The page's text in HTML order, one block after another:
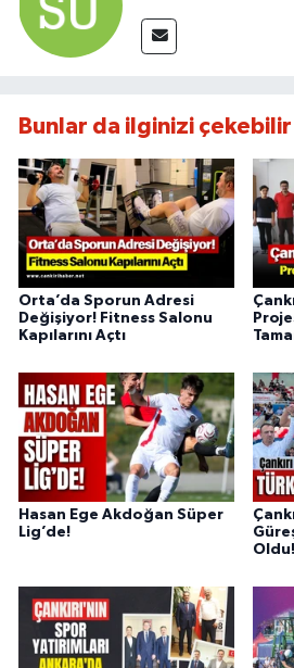
Bunlar da ilginizi çekebilir
Orta’da Sporun Adresi
Değişiyor! Fitness Salonu
Kapılarını Açtı
Hasan Ege Akdoğan Süper
Lig’de!
Oldu!